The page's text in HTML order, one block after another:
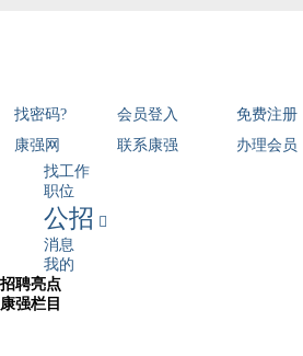
找密码? 会员登入 免费注册
康强网
联系康强 办理会员
找工作
职位
公招 
消息
我的
招聘亮点
康强栏目